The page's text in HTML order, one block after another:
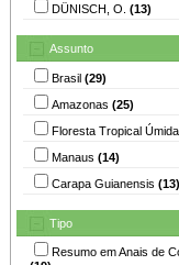
DÜNISCH, O. (13)
Assunto
Brasil (29)
Amazonas (25)
Floresta Tropical Úmida
Manaus (14)
Carapa Guianensis (13)
Tipo
Resumo em Anais de